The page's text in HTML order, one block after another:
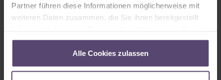
Partner führen diese Informationen möglicherweise mit
weiteren Daten zusammen, die Sie ihnen bereitgestellt
gesammelt haben.
Alle Cookies zulassen
Lamellenvorhänge eignen sich für nahezu alle Fenster
beispielsweise Rundungen oder Dreiecke.